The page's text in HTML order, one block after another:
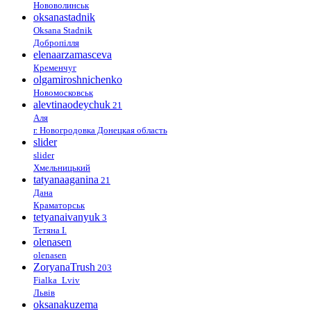
Нововолинськ
oksanastadnik
Oksana Stadnik
Добропілля
elenaarzamasceva
Кременчуг
olgamiroshnichenko
Новомосковськ
alevtinaodeychuk 21
Аля
г. Новогродовка Донецкая область
slider
slider
Хмельницький
tatyanaaganina 21
Дана
Краматорськ
tetyanaivanyuk 3
Тетяна І.
olenasen
olenasen
ZoryanaTrush 203
Fialka_Lviv
Львів
oksanakuzema